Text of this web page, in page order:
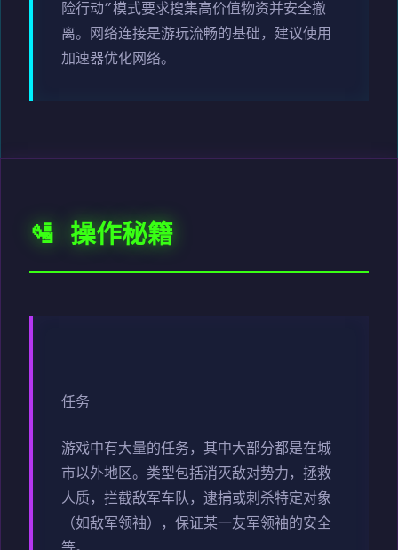
险行动”模式要求搜集高价值物资并安全撤
离。网络连接是游玩流畅的基础，建议使用
加速器优化网络。
🛂 操作秘籍
任务
游戏中有大量的任务，其中大部分都是在城
市以外地区。类型包括消灭敌对势力，拯救
人质，拦截敌军车队，逮捕或刺杀特定对象
（如敌军领袖），保证某一友军领袖的安全